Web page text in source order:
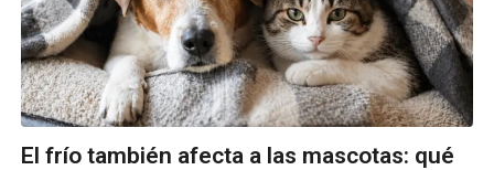
El frío también afecta a las mascotas: qué